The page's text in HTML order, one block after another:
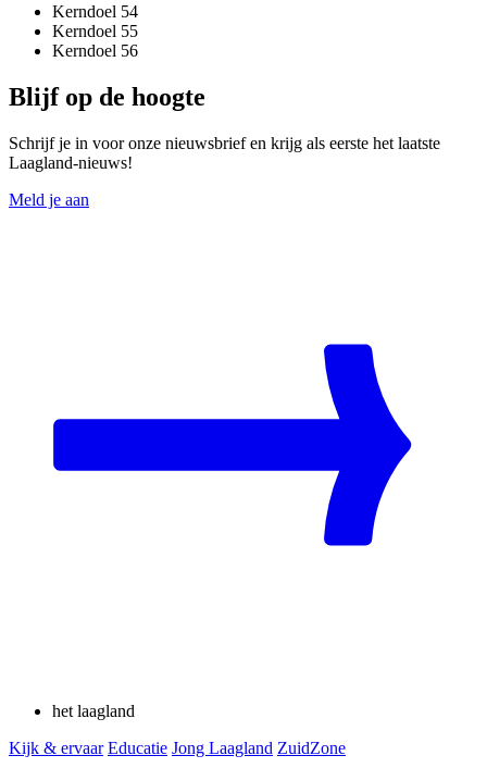
Kerndoel 54
Kerndoel 55
Kerndoel 56
Blijf op de hoogte
Schrijf je in voor onze nieuwsbrief en krijg als eerste het laatste
Laagland-nieuws!
Meld je aan
het laagland
Kijk & ervaar Educatie Jong Laagland ZuidZone